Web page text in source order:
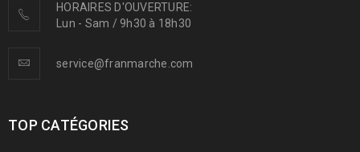
HORAIRES D'OUVERTURE:
Lun - Sam / 9h30 à 18h30
service@franmarche.com
TOP CATÉGORIES